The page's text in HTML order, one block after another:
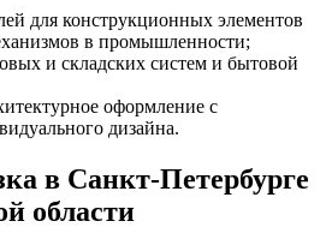
для конструкционных элементов
в промышленности;
и складских систем и бытовой
оформление с
дизайна.
в Санкт-Петербурге
области